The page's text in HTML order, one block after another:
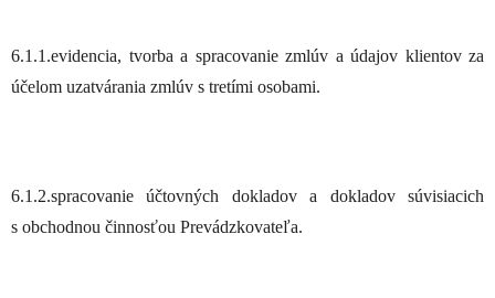
6.1.1.evidencia, tvorba a spracovanie zmlúv a údajov klientov za
účelom uzatvárania zmlúv s tretími osobami.
6.1.2.spracovanie účtovných dokladov a dokladov súvisiacich
s obchodnou činnosťou Prevádzkovateľa.